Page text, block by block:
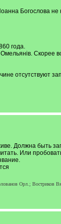
Богослова
года.
Скорее
отсутствуют
Должна быть
Или
Орл.; Востриков